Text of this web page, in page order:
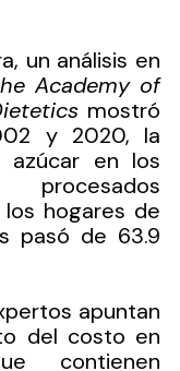
un análisis en
Academy of
mostró
y 2020, la
azúcar en los
hogares de
pasó de 63.9
apuntan
del costo en
contienen